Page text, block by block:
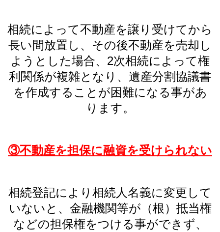
相続によって不動産を譲り受けてから
長い間放置し、その後不動産を売却し
ようとした場合、2次相続によって権
利関係が複雑となり、遺産分割協議書
を作成することが困難になる事があ
ります。
③不動産を担保に融資を受けられない
相続登記により相続人名義に変更して
いないと、金融機関等が（根）抵当権
などの担保権をつける事ができず、